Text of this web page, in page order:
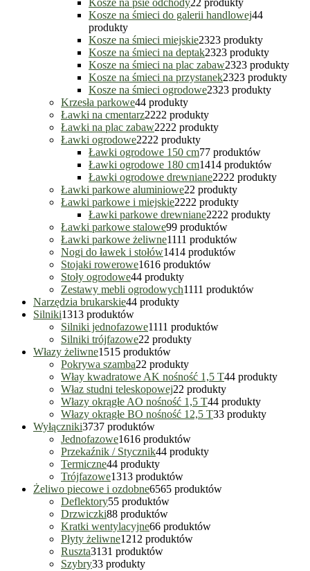
Kosze na psie odchody22 produkty
Kosze na śmieci do galerii handlowej44
produkty
Kosze na śmieci miejskie2323 produkty
Kosze na śmieci na deptak2323 produkty
Kosze na śmieci na plac zabaw2323 produkty
Kosze na śmieci na przystanek2323 produkty
Kosze na śmieci ogrodowe2323 produkty
Krzesła parkowe44 produkty
Ławki na cmentarz2222 produkty
Ławki na plac zabaw2222 produkty
Ławki ogrodowe2222 produkty
Ławki ogrodowe 150 cm77 produktów
Ławki ogrodowe 180 cm1414 produktów
Ławki ogrodowe drewniane2222 produkty
Ławki parkowe aluminiowe22 produkty
Ławki parkowe i miejskie2222 produkty
Ławki parkowe drewniane2222 produkty
Ławki parkowe stalowe99 produktów
Ławki parkowe żeliwne1111 produktów
Nogi do ławek i stołów1414 produktów
Stojaki rowerowe1616 produktów
Stoły ogrodowe44 produkty
Zestawy mebli ogrodowych1111 produktów
Narzędzia brukarskie44 produkty
Silniki1313 produktów
Silniki jednofazowe1111 produktów
Silniki trójfazowe22 produkty
Włazy żeliwne1515 produktów
Pokrywa szamba22 produkty
Włay kwadratowe AK nośność 1,5 T44 produkty
Właz studni teleskopowej22 produkty
Włazy okrągłe AO nośność 1,5 T44 produkty
Włazy okrągłe BO nośność 12,5 T33 produkty
Wyłączniki3737 produktów
Jednofazowe1616 produktów
Przekaźnik / Stycznik44 produkty
Termiczne44 produkty
Trójfazowe1313 produktów
Żeliwo piecowe i ozdobne6565 produktów
Deflektory55 produktów
Drzwiczki88 produktów
Kratki wentylacyjne66 produktów
Płyty żeliwne1212 produktów
Ruszta3131 produktów
Szybry33 produkty